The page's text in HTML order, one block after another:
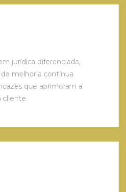
jurídica diferenciada,
melhoria contínua
que aprimoram a
cliente.